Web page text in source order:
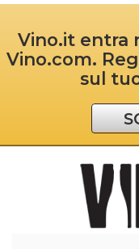
Vino.it entra
Vino.com.
sul